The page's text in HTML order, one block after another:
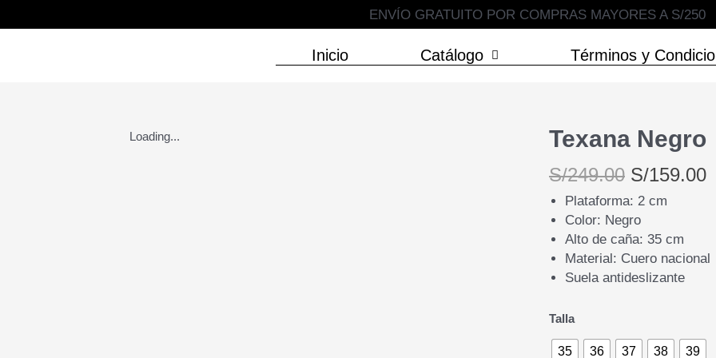
al
ENVÍO GRATUITO POR COMPRAS MAYORES A S/250
Inicio Catálogo Términos y
Loading... Texana Negro
S/249.00 El
precio
original
era:
S/249.00.
S/159.00El
Plataforma: 2 cm
Color: Negro
Alto de caña: 35 cm
Material: Cuero nacional
Suela antideslizante
Talla
35 36 37 38 39
cantidad